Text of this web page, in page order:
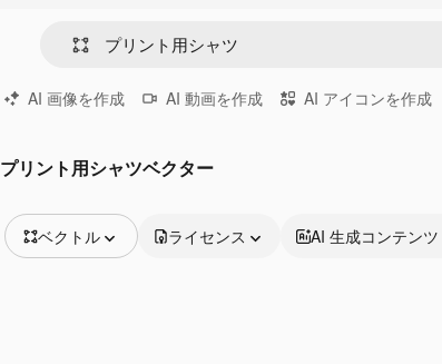
AI 画像を作成 AI 動画を作成 AI アイコンを作成
プリント用シャツベクター
ベクトル ライセンス AI 生成コンテンツ